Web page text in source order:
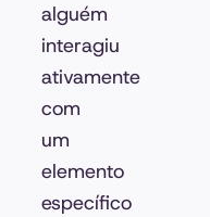
alguém
interagiu
ativamente
com
um
elemento
específico